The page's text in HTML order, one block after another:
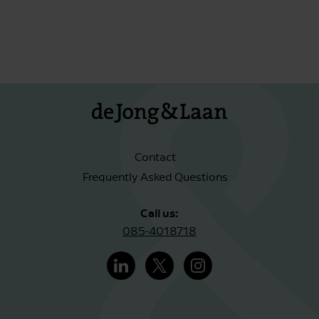
Contact
Frequently Asked Questions
Call us:
085-4018718